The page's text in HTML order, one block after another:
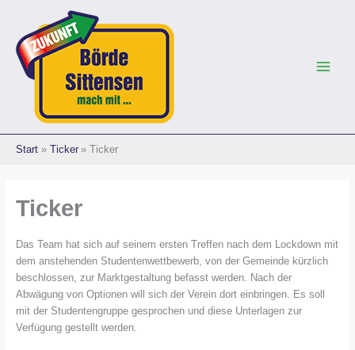
springen
Start Ticker Ticker
Ticker
Das Team hat sich auf seinem ersten Treffen nach dem Lockdown mit
dem anstehenden Studentenwettbewerb, von der Gemeinde kürzlich
beschlossen, zur Marktgestaltung befasst werden. Nach der
Abwägung von Optionen will sich der Verein dort einbringen. Es soll
mit der Studentengruppe gesprochen und diese Unterlagen zur
Verfügung gestellt werden.